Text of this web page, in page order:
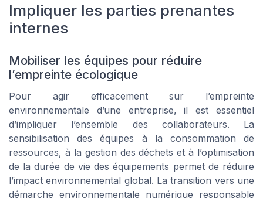
Impliquer les parties prenantes
internes
Mobiliser les équipes pour réduire
l’empreinte écologique
Pour agir efficacement sur l’empreinte
environnementale d’une entreprise, il est essentiel
d’impliquer l’ensemble des collaborateurs. La
sensibilisation des équipes à la consommation de
ressources, à la gestion des déchets et à l’optimisation
de la durée de vie des équipements permet de réduire
l’impact environnemental global. La transition vers une
démarche environnementale numérique responsable